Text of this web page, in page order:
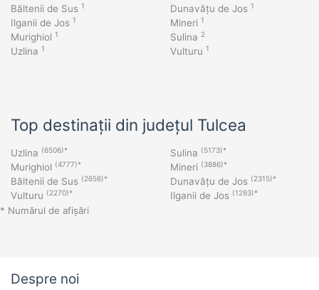
Băltenii de Sus 1 Dunavățu de Jos 1
Ilganii de Jos 1 Mineri 1
Murighiol 1 Sulina 2
Uzlina 1 Vulturu 1
Top destinații din județul Tulcea
Uzlina (6506)* Sulina (5173)*
Murighiol (4777)* Mineri (3886)*
Băltenii de Sus (2656)* Dunavățu de Jos (2315)*
Vulturu (2270)* Ilganii de Jos (1293)*
* Numărul de afișări
Despre noi